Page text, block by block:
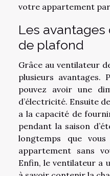
votre appartement
Les avantages
de plafond
Grâce au ventilateur
plusieurs avantages.
pouvez avoir une
d’électricité. Ensuite
a la capacité de
pendant la saison
longtemps que
appartement sans
Enfin, le ventilateur a